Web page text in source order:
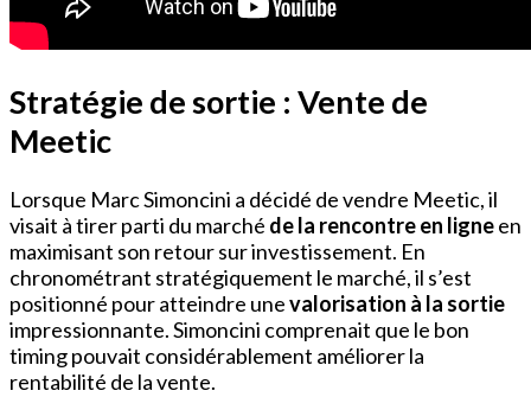
Stratégie de sortie : Vente de
Meetic
Lorsque Marc Simoncini a décidé de vendre Meetic, il
visait à tirer parti du marché de la rencontre en ligneen
maximisant son retour sur investissement. En
chronométrant stratégiquement le marché, il s’est
positionné pour atteindre unevalorisation à la sortie
impressionnante. Simoncini comprenait que le bon
timing pouvait considérablement améliorer la
rentabilité de la vente.